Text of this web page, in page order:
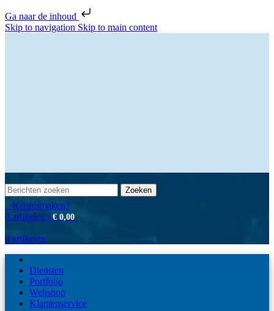
Ga naar de inhoud
Skip to navigation Skip to main content
Zoeken
Kennismaken?
0 artikelen / € 0,00
0 artikelen
Diensten
Portfolio
Webshop
Klantenservice